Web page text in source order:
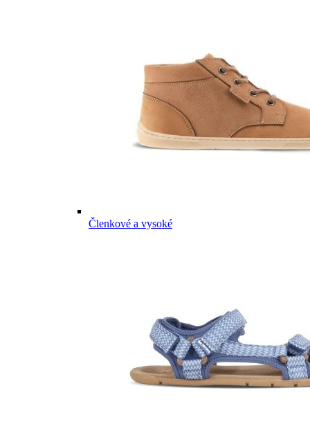
Členkové a vysoké